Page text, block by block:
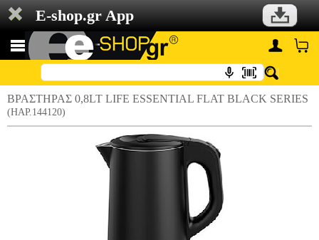
E-shop.gr App
ΒΡΑΣΤΗΡΑΣ 0,8LT LIFE ESSENTIAL FLAT BLACK SERIES
(HAP.144120)